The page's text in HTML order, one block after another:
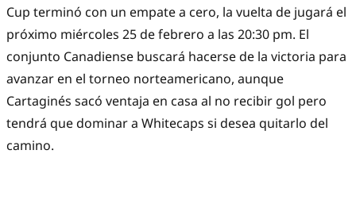
Cup terminó con un empate a cero, la vuelta de jugará el
próximo miércoles 25 de febrero a las 20:30 pm. El
conjunto Canadiense buscará hacerse de la victoria para
avanzar en el torneo norteamericano, aunque
Cartaginés sacó ventaja en casa al no recibir gol pero
tendrá que dominar a Whitecaps si desea quitarlo del
camino.